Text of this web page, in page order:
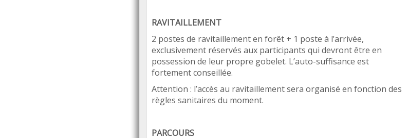
RAVITAILLEMENT
2 postes de ravitaillement en forêt + 1 poste à l’arrivée,
exclusivement réservés aux participants qui devront être en
possession de leur propre gobelet. L’auto-suffisance est
fortement conseillée.
Attention : l’accès au ravitaillement sera organisé en fonction des
règles sanitaires du moment.
PARCOURS